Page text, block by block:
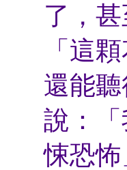
了，
「這
還能
說：
悚恐